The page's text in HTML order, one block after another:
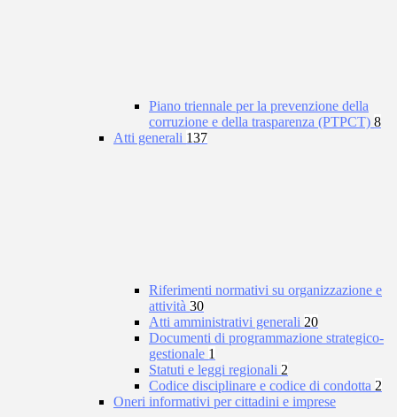
Piano triennale per la prevenzione della
corruzione e della trasparenza (PTPCT) 8
Atti generali 137
Riferimenti normativi su organizzazione e
attività 30
Atti amministrativi generali 20
Documenti di programmazione strategico-
gestionale 1
Statuti e leggi regionali 2
Codice disciplinare e codice di condotta 2
Oneri informativi per cittadini e imprese